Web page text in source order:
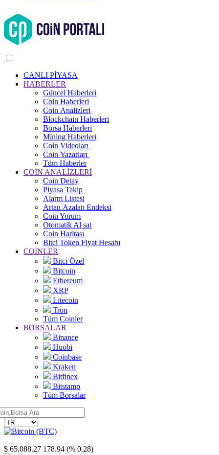
CANLI PİYASA
HABERLER
Güncel Haberleri
Coin Haberleri
Coin Analizleri
Blockchain Haberleri
Borsa Haberleri
Mining Haberleri
Coin Videoları
Coin Yazarları
Tüm Haberler
COİN ANALİZLERİ
Coin Detay
Piyasa Takip
Alarm Listesi
Artan Azalan Endeksi
Coin Yorum
Otomatik Al sat
Coin Haritası
Bitci Token Fiyat Hesabı
COİNLER
Bitci Özel
Bitcoin
Ethereum
XRP
Litecoin
Tron
Tüm Coinler
BORSALAR
Binance
Huobi
Coinbase
Kraken
Bitfinex
Bitstamp
Tüm Borsalar
$ 65,088.27 178.94 (% 0.28)